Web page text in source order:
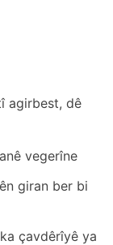
agirbest, dê
vegerîne
giran ber bi
çavdêrîyê ya